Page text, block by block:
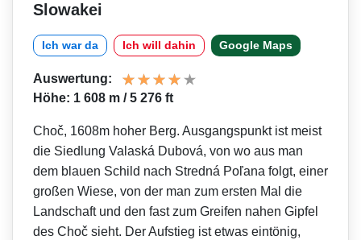
Slowakei
Ich war da Ich will dahin Google Maps
Auswertung:
Höhe: 1 608 m / 5 276 ft
Choč, 1608m hoher Berg. Ausgangspunkt ist meist
die Siedlung Valaská Dubová, von wo aus man
dem blauen Schild nach Stredná Poľana folgt, einer
großen Wiese, von der man zum ersten Mal die
Landschaft und den fast zum Greifen nahen Gipfel
des Choč sieht. Der Aufstieg ist etwas eintönig,